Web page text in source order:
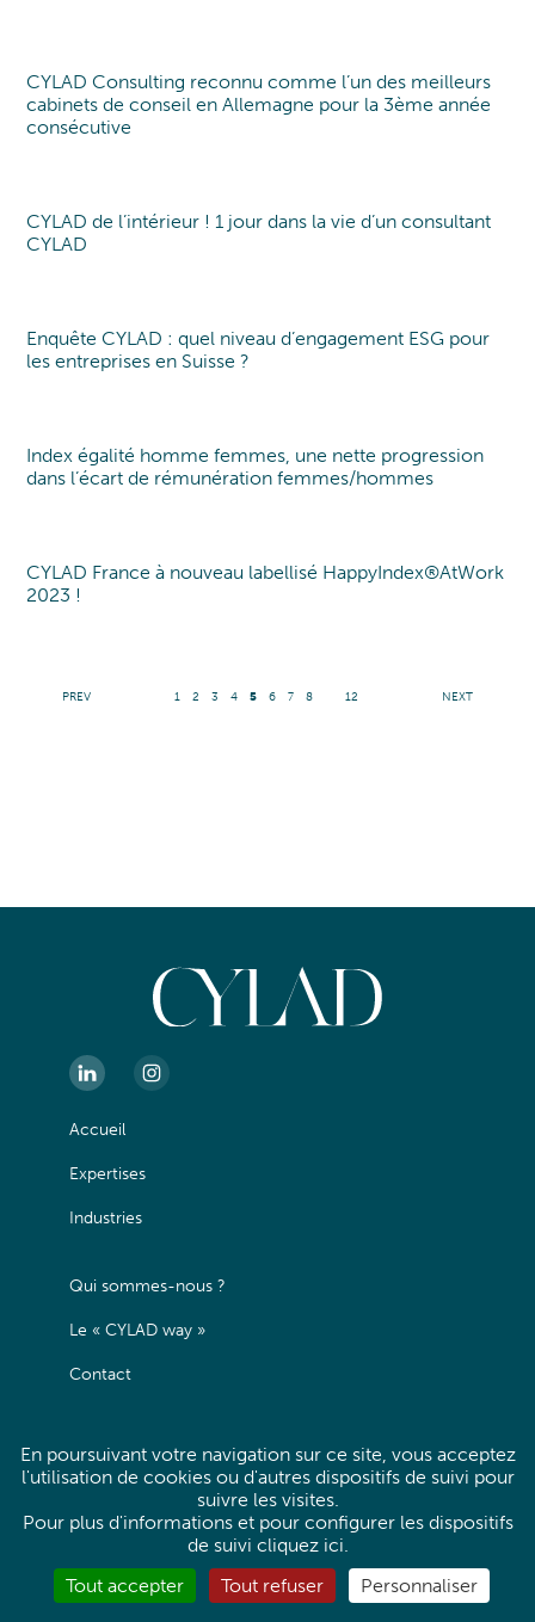
Linkedin Instagram
New award! New award!
CYLAD Consulting reconnu comme l’un des meilleurs
cabinets de conseil en Allemagne pour la 3ème année
consécutive
Vis ma vie de consultant
CYLAD de l’intérieur ! 1 jour dans la vie d’un consultant
CYLAD
Study
Enquête CYLAD : quel niveau d’engagement ESG pour
les entreprises en Suisse ?
Index égalité
Index égalité homme femmes, une nette progression
dans l’écart de rémunération femmes/hommes
Label
CYLAD France à nouveau labellisé HappyIndex®AtWork
2023 !
PREV 1 2 3 4 5 6 7 8 12 NEXT
Accueil
Expertises
Industries
Qui sommes-nous ?
Le « CYLAD way »
Contact
Politique de confidentialité
Site map
En poursuivant votre navigation sur ce site, vous acceptez
l'utilisation de cookies ou d'autres dispositifs de suivi pour
suivre les visites.
Pour plus d'informations et pour configurer les dispositifs
de suivi cliquez ici.
Tout accepter
Tout refuser Personnaliser